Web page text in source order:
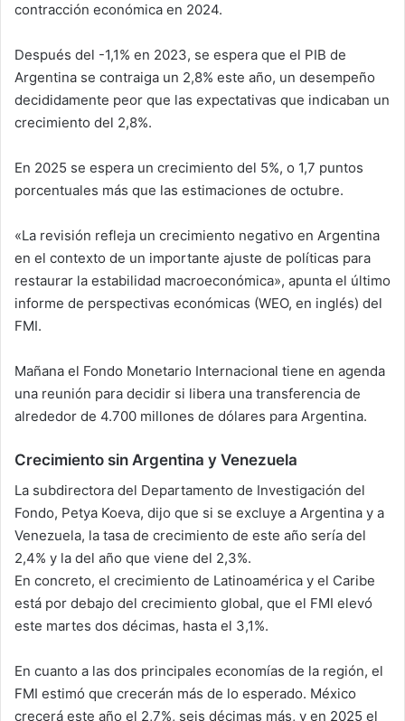
contracción económica en 2024.
Después del -1,1% en 2023, se espera que el PIB de
Argentina se contraiga un 2,8% este año, un desempeño
decididamente peor que las expectativas que indicaban un
crecimiento del 2,8%.
En 2025 se espera un crecimiento del 5%, o 1,7 puntos
porcentuales más que las estimaciones de octubre.
«La revisión refleja un crecimiento negativo en Argentina
en el contexto de un importante ajuste de políticas para
restaurar la estabilidad macroeconómica», apunta el último
informe de perspectivas económicas (WEO, en inglés) del
FMI.
Mañana el Fondo Monetario Internacional tiene en agenda
una reunión para decidir si libera una transferencia de
alrededor de 4.700 millones de dólares para Argentina.
Crecimiento sin Argentina y Venezuela
La subdirectora del Departamento de Investigación del
Fondo, Petya Koeva, dijo que si se excluye a Argentina y a
Venezuela, la tasa de crecimiento de este año sería del
2,4% y la del año que viene del 2,3%.
En concreto, el crecimiento de Latinoamérica y el Caribe
está por debajo del crecimiento global, que el FMI elevó
este martes dos décimas, hasta el 3,1%.
En cuanto a las dos principales economías de la región, el
FMI estimó que crecerán más de lo esperado. México
crecerá este año el 2,7%, seis décimas más, y en 2025 el